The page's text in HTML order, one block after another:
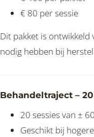
€ 80 per sessie
Dit pakket is
nodig hebben bij
Behandeltraject –
20 sessies van ±
Geschikt bij